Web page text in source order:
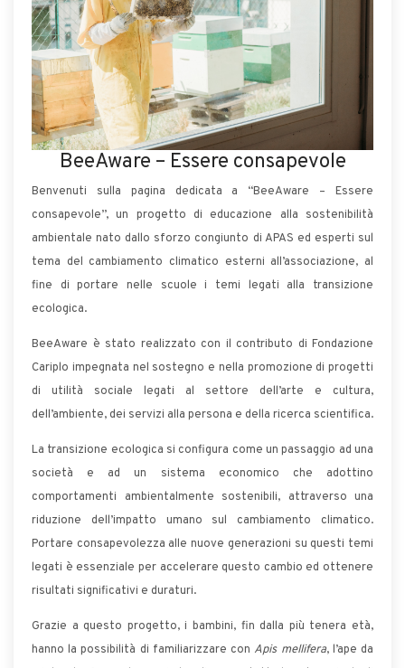
BeeAware – Essere consapevole
Benvenuti sulla pagina dedicata a “BeeAware – Essere
consapevole”, un progetto di educazione alla sostenibilità
ambientale nato dallo sforzo congiunto di APAS ed esperti sul
tema del cambiamento climatico esterni all’associazione, al
fine di portare nelle scuole i temi legati alla transizione
ecologica.
BeeAware è stato realizzato con il contributo di Fondazione
Cariplo impegnata nel sostegno e nella promozione di progetti
di utilità sociale legati al settore dell’arte e cultura,
dell’ambiente, dei servizi alla persona e della ricerca scientifica.
La transizione ecologica si configura come un passaggio ad una
società e ad un sistema economico che adottino
comportamenti ambientalmente sostenibili, attraverso una
riduzione dell’impatto umano sul cambiamento climatico.
Portare consapevolezza alle nuove generazioni su questi temi
legati è essenziale per accelerare questo cambio ed ottenere
risultati significativi e duraturi.
Grazie a questo progetto, i bambini, fin dalla più tenera età,
hanno la possibilità di familiarizzare con Apis mellifera, l’ape da